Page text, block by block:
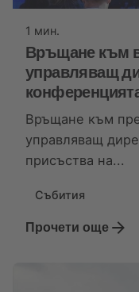
1 мин.
Връщане към
управляващ
Връщане към
управляващ
присъства на...
Събития
Прочети още